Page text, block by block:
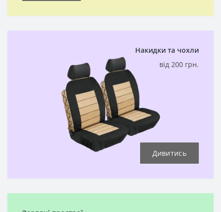
Накидки та чохли
від 200 грн.
Дивитись